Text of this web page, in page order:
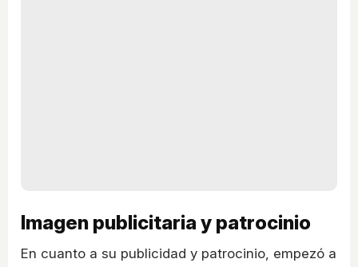
Imagen publicitaria y patrocinio
En cuanto a su publicidad y patrocinio, empezó a